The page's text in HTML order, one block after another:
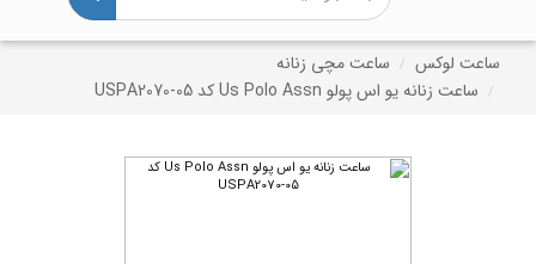
ساعت لوکس
ساعت مچی زنانه
ساعت زنانه یو اس پولو Us Polo Assn کد USPA2070-05